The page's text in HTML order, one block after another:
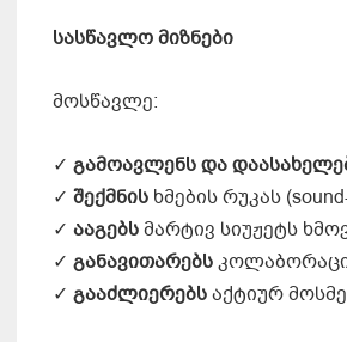
სასწავლო მიზნები
მოსწავლე:
✓ გამოავლენს და
✓ შექმნის ხმების რუკას
✓ ააგებსმარტივ სიუჟეტს
✓ განავითარებს
✓ გააძლიერებსაქტიურ